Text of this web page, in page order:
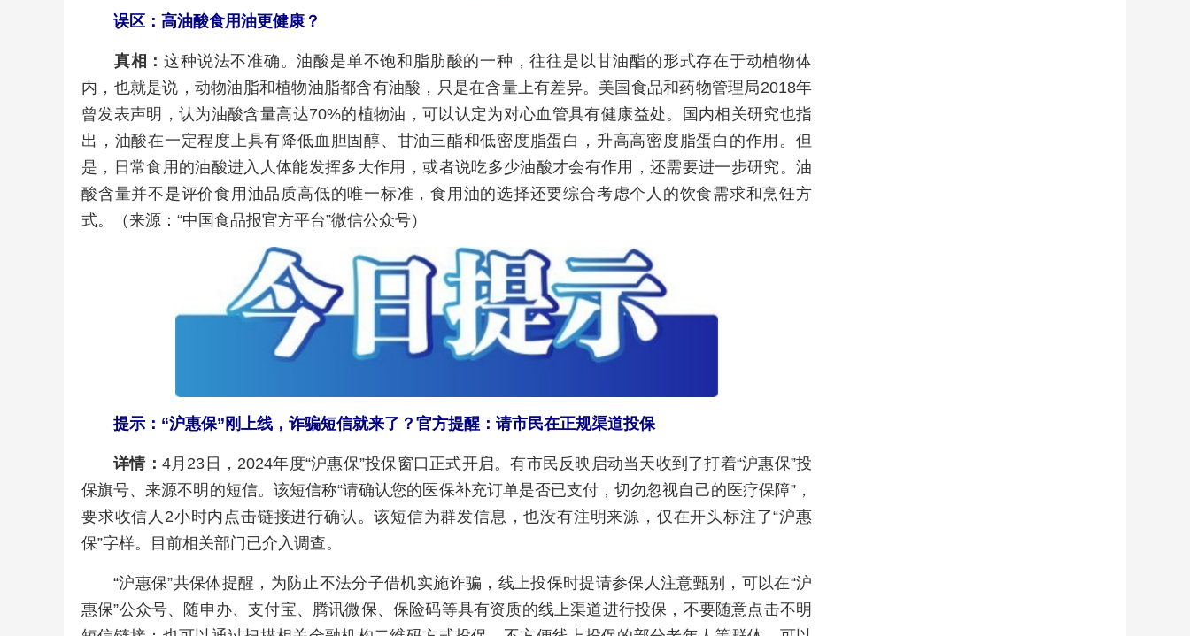
误区：高油酸食用油更健康？
真相：这种说法不准确。油酸是单不饱和脂肪酸的一种，往往是以甘油酯的形式存在于动植物体
内，也就是说，动物油脂和植物油脂都含有油酸，只是在含量上有差异。美国食品和药物管理局2018年
曾发表声明，认为油酸含量高达70%的植物油，可以认定为对心血管具有健康益处。国内相关研究也指
出，油酸在一定程度上具有降低血胆固醇、甘油三酯和低密度脂蛋白，升高高密度脂蛋白的作用。但
是，日常食用的油酸进入人体能发挥多大作用，或者说吃多少油酸才会有作用，还需要进一步研究。油
酸含量并不是评价食用油品质高低的唯一标准，食用油的选择还要综合考虑个人的饮食需求和烹饪方
式。（来源：“中国食品报官方平台”微信公众号）
提示：“沪惠保”刚上线，诈骗短信就来了？官方提醒：请市民在正规渠道投保
详情： 4月23日，2024年度“沪惠保”投保窗口正式开启。有市民反映启动当天收到了打着“沪惠保”投
保旗号、来源不明的短信。该短信称“请确认您的医保补充订单是否已支付，切勿忽视自己的医疗保障”，
要求收信人2小时内点击链接进行确认。该短信为群发信息，也没有注明来源，仅在开头标注了“沪惠
保”字样。目前相关部门已介入调查。
“沪惠保”共保体提醒，为防止不法分子借机实施诈骗，线上投保时提请参保人注意甄别，可以在“沪
惠保”公众号、随申办、支付宝、腾讯微保、保险码等具有资质的线上渠道进行投保，不要随意点击不明